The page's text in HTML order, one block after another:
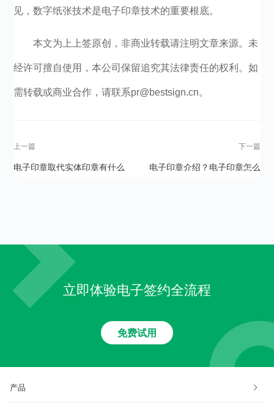
见，数字纸张技术是电子印章技术的重要根底。
本文为上上签原创，非商业转载请注明文章来源。未
经许可擅自使用，本公司保留追究其法律责任的权利。如
需转载或商业合作，请联系pr@bestsign.cn。
上一篇
电子印章取代实体印章有什么
下一篇
电子印章介绍？电子印章怎么
立即体验电子签约全流程
免费试用
产品